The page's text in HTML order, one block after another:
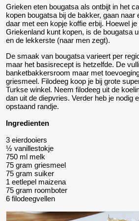
Grieken eten bougatsa als ontbijt in het
kopen bougatsa bij de bakker, gaan naar
daar met een kopje koffie erbij. Hoewel
Griekenland kunt kopen, is de bougatsa
en de lekkerste (naar men zegt).
De smaak van bougatsa varieert per
maar het basisrecept is hetzelfde. De
banketbakkersroom maar met
griesmeel. Filodeeg koop je bij grote
Turkse winkel. Neem filodeeg uit de
dan uit de diepvries. Verder heb je nodig
opstaand randje.
Ingredienten
3 eierdooiers
½ vanillestokje
750 ml melk
75 gram griesmeel
75 gram suiker
1 eetlepel maizena
75 gram roomboter
6 filodeegvellen